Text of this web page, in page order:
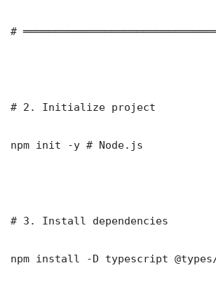
#
# 2. Initialize project
npm init -y # Node.js
# 3. Install dependencies
npm install -D typescript